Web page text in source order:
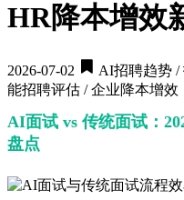
HR降本增效
2026-07-02
AI招聘趋势 /
能招聘评估 / 企业降本增效
AI面试 vs 传统面试：
盘点